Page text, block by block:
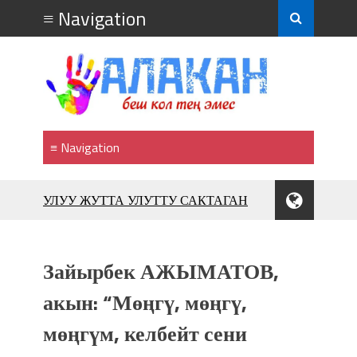
УЛУУ ЖУТТА УЛУТТУ САКТАГАН
фонтанов в Royal Central Park
Аида САЛЯНОВА: "Кыргыз шахмат
союзунун президенти болуп
шайланышым сыймык жана чоң
Зайырбек АЖЫМАТОВ,
акын: “Мөңгү, мөңгү,
мөңгүм, келбейт сени